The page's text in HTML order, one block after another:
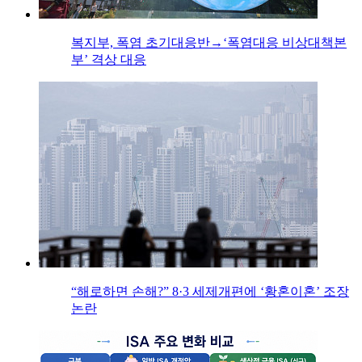
복지부, 폭염 초기대응반→‘폭염대응 비상대책본
부’ 격상 대응
“해로하면 손해?” 8·3 세제개편에 ‘황혼이혼’ 조장
논란